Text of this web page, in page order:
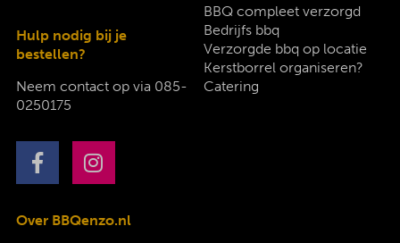
Hulp nodig bij je
bestellen?
Neem contact op via 085-
0250175
BBQ compleet verzorgd
Bedrijfs bbq
Verzorgde bbq op locatie
Kerstborrel organiseren?
Catering
Over BBQenzo.nl